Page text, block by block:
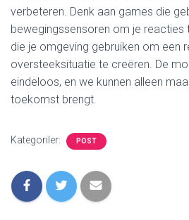
verbeteren. Denk aan games die
bewegingssensoren om je reacties
die je omgeving gebruiken om een
oversteeksituatie te creëren. De
eindeloos, en we kunnen alleen
toekomst brengt.
Kategoriler: POST